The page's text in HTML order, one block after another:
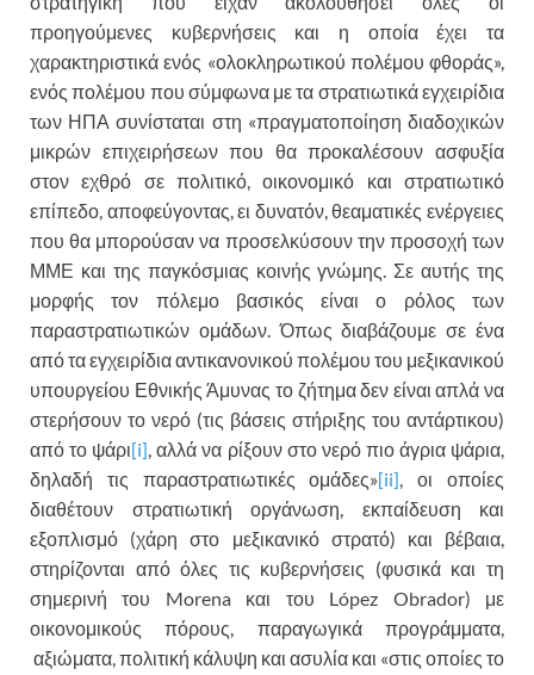
προηγούμενες κυβερνήσεις και η οποία έχει τα
χαρακτηριστικά ενός «ολοκληρωτικού πολέμου φθοράς»,
ενός πολέμου που σύμφωνα με τα στρατιωτικά εγχειρίδια
των ΗΠΑ συνίσταται στη «πραγματοποίηση διαδοχικών
μικρών επιχειρήσεων που θα προκαλέσουν ασφυξία
στον εχθρό σε πολιτικό, οικονομικό και στρατιωτικό
επίπεδο, αποφεύγοντας, ει δυνατόν, θεαματικές ενέργειες
που θα μπορούσαν να προσελκύσουν την προσοχή των
ΜΜΕ και της παγκόσμιας κοινής γνώμης. Σε αυτής της
μορφής τον πόλεμο βασικός είναι ο ρόλος των
παραστρατιωτικών ομάδων. Όπως διαβάζουμε σε ένα
από τα εγχειρίδια αντικανονικού πολέμου του μεξικανικού
υπουργείου Εθνικής Άμυνας το ζήτημα δεν είναι απλά να
στερήσουν το νερό (τις βάσεις στήριξης του αντάρτικου)
από το ψάρι[i], αλλά να ρίξουν στο νερό πιο άγρια ψάρια,
δηλαδή τις παραστρατιωτικές ομάδες»[ii], οι οποίες
διαθέτουν στρατιωτική οργάνωση, εκπαίδευση και
εξοπλισμό (χάρη στο μεξικανικό στρατό) και βέβαια,
στηρίζονται από όλες τις κυβερνήσεις (φυσικά και τη
σημερινή του Morena και του López Obrador) με
οικονομικούς πόρους, παραγωγικά προγράμματα,
αξιώματα, πολιτική κάλυψη και ασυλία και «στις οποίες το